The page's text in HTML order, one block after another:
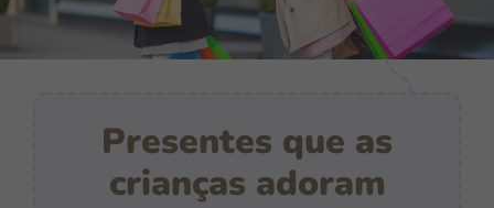
Presentes que as
crianças adoram